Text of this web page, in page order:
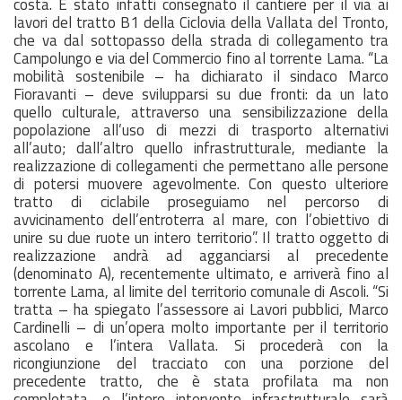
lavori del tratto B1 della Ciclovia della Vallata del Tronto,
che va dal sottopasso della strada di collegamento tra
Campolungo e via del Commercio fino al torrente Lama. “La
mobilità sostenibile – ha dichiarato il sindaco Marco
Fioravanti – deve svilupparsi su due fronti: da un lato
quello culturale, attraverso una sensibilizzazione della
popolazione all’uso di mezzi di trasporto alternativi
all’auto; dall’altro quello infrastrutturale, mediante la
realizzazione di collegamenti che permettano alle persone
di potersi muovere agevolmente. Con questo ulteriore
tratto di ciclabile proseguiamo nel percorso di
avvicinamento dell’entroterra al mare, con l’obiettivo di
unire su due ruote un intero territorio”. Il tratto oggetto di
realizzazione andrà ad agganciarsi al precedente
(denominato A), recentemente ultimato, e arriverà fino al
torrente Lama, al limite del territorio comunale di Ascoli. “Si
tratta – ha spiegato l’assessore ai Lavori pubblici, Marco
Cardinelli – di un’opera molto importante per il territorio
ascolano e l’intera Vallata. Si procederà con la
ricongiunzione del tracciato con una porzione del
precedente tratto, che è stata profilata ma non